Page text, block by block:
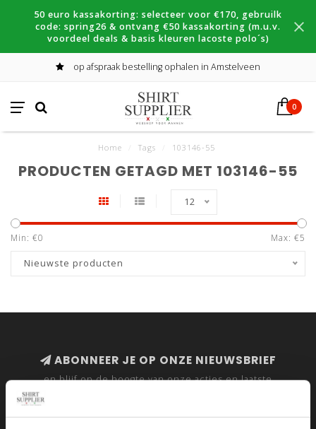
50 euro kassakorting: selecteer voor €170, gebruilk
code: spring26 & ontvang €50 kassakorting (m.u.v.
voordeel deals & basis kleuren lacoste polo´s)
op afspraak bestelling ophalen in Amstelveen
0
Home Tags 103146-55
PRODUCTEN GETAGD MET 103146-55
12
Min: €0 Max: €5
Nieuwste producten
ABONNEER JE OP ONZE NIEUWSBRIEF
en blijf op de hoogte van onze acties en laatste